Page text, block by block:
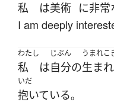
私 は美術 に非常
I am deeply
わたし
私 は
じぶん
自分の
うまれこ
生ま
いだ
抱いている。